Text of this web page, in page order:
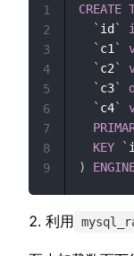
CREATE
` id `
` c1 `
` c2 `
` c3`
` c4`
KEY
`
)
1
2
3
4
5
6
7
8
9
利用